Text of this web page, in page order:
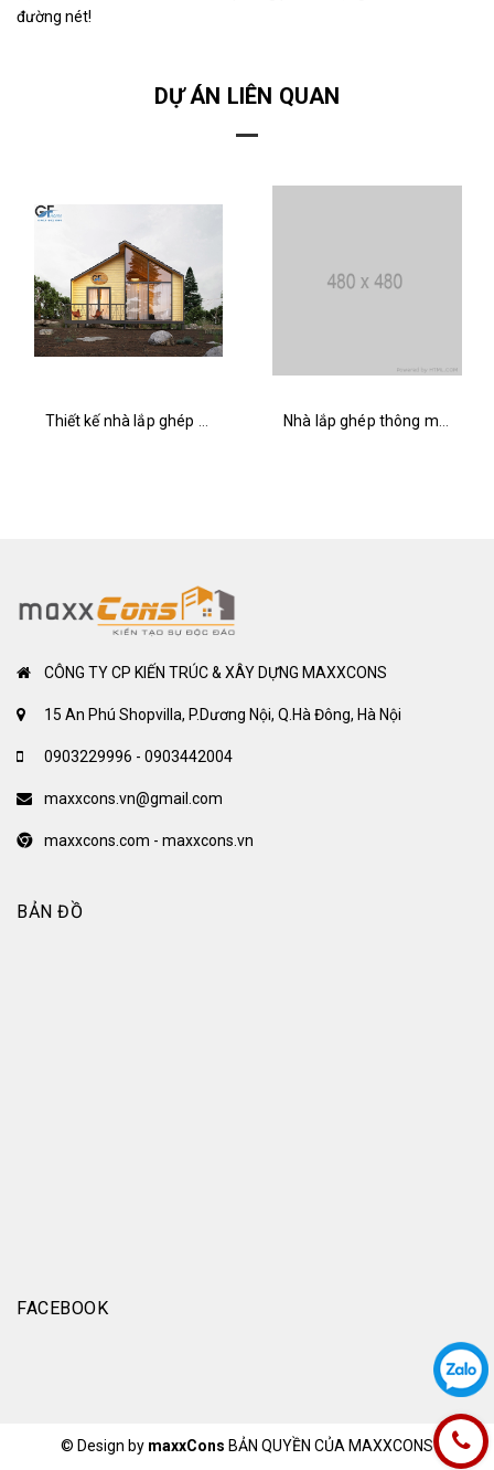
đường nét!
DỰ ÁN LIÊN QUAN
CÔNG TY CP KIẾN TRÚC & XÂY DỰNG MAXXCONS
15 An Phú Shopvilla, P.Dương Nội, Q.Hà Đông, Hà Nội
0903229996 - 0903442004
maxxcons.vn@gmail.com
maxxcons.com - maxxcons.vn
BẢN ĐỒ
FACEBOOK
© Design by maxxCons BẢN QUYỀN CỦA MAXXCONS